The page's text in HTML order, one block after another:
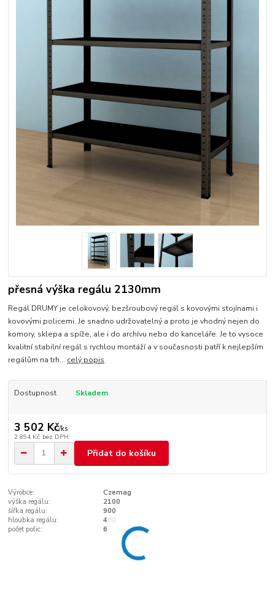
přesná výška regálu 2130mm
Regál DRUMY je celokovový, bezšroubový regál s kovovými stojínami i
kovovými policemi. Je snadno udržovatelný a proto je vhodný nejen do
komory, sklepa a spíže, ale i do archívu nebo do kanceláře. Je to vysoce
kvalitní stabilní regál s rychlou montáží a v současnosti patří k nejlepším
regálům na trh... celý popis
Dostupnost Skladem
3 502 Kč/ks
2 894 Kč bez DPH
Přidat do košíku
Výrobce:
Czemag
výška regálu:
2100
šířka regálu:
900
hloubka regálu:
400
počet polic:
6